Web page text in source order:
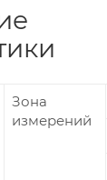
Зона
измерений